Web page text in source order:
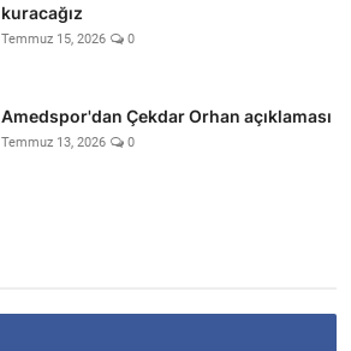
kuracağız
Temmuz 15, 2026 0
Amedspor'dan Çekdar Orhan açıklaması
Temmuz 13, 2026 0